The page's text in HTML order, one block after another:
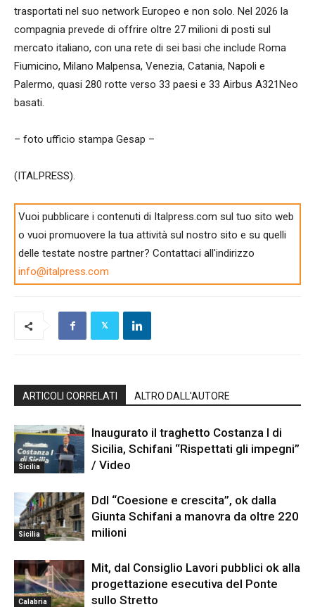
trasportati nel suo network Europeo e non solo. Nel 2026 la
compagnia prevede di offrire oltre 27 milioni di posti sul
mercato italiano, con una rete di sei basi che include Roma
Fiumicino, Milano Malpensa, Venezia, Catania, Napoli e
Palermo, quasi 280 rotte verso 33 paesi e 33 Airbus A321Neo
basati.
– foto ufficio stampa Gesap –
(ITALPRESS).
Vuoi pubblicare i contenuti di Italpress.com sul tuo sito web
o vuoi promuovere la tua attività sul nostro sito e su quelli
delle testate nostre partner? Contattaci all'indirizzo
info@italpress.com
ARTICOLI CORRELATI ALTRO DALL'AUTORE
Sicilia
Inaugurato il traghetto Costanza I di
Sicilia, Schifani “Rispettati gli impegni”
/ Video
Sicilia
Ddl “Coesione e crescita”, ok dalla
Giunta Schifani a manovra da oltre 220
milioni
Calabria
Mit, dal Consiglio Lavori pubblici ok alla
progettazione esecutiva del Ponte
sullo Stretto